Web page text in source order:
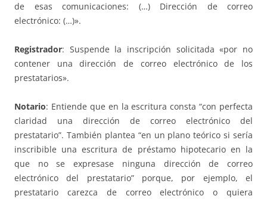
de esas comunicaciones: (…) Dirección de correo
electrónico: (…)».
Registrador: Suspende la inscripción solicitada «por no
contener una dirección de correo electrónico de los
prestatarios».
Notario: Entiende que en la escritura consta “con perfecta
claridad una dirección de correo electrónico del
prestatario”. También plantea “en un plano teórico si sería
inscribible una escritura de préstamo hipotecario en la
que no se expresase ninguna dirección de correo
electrónico del prestatario” porque, por ejemplo, el
prestatario carezca de correo electrónico o quiera